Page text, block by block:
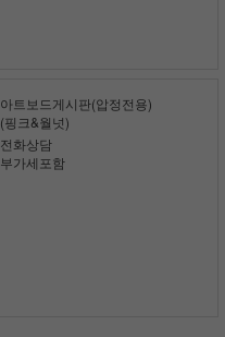
아트보드게시판(압정전용)
(핑크&월넛)
전화상담
부가세포함